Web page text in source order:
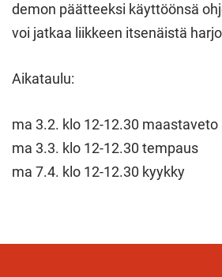
demon päätteeksi käyttöönsä
voi jatkaa liikkeen itsenäistä
Aikataulu:
ma 3.2. klo 12-12.30 maastaveto
ma 3.3. klo 12-12.30 tempaus
ma 7.4. klo 12-12.30 kyykky